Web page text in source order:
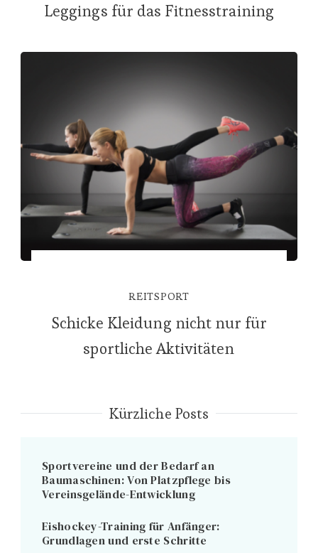
Leggings für das Fitnesstraining
REITSPORT
Schicke Kleidung nicht nur für
sportliche Aktivitäten
Kürzliche Posts
Sportvereine und der Bedarf an
Baumaschinen: Von Platzpflege bis
Vereinsgelände-Entwicklung
Eishockey-Training für Anfänger:
Grundlagen und erste Schritte